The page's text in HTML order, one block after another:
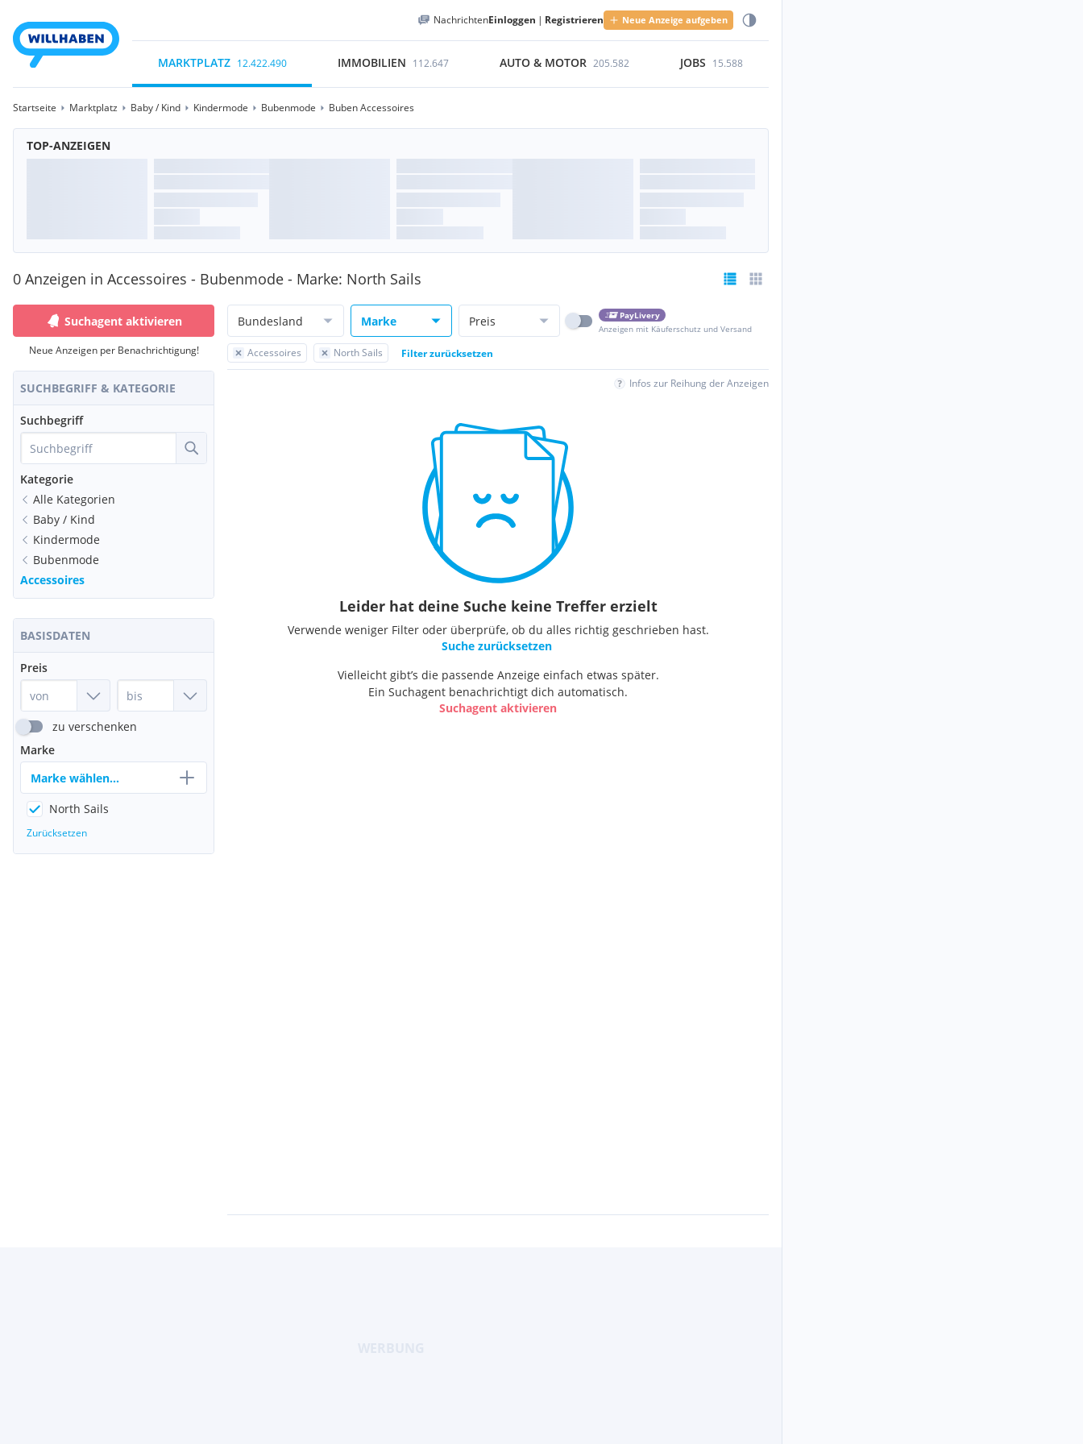
NachrichtenEinloggen | Registrieren Neue Anzeige aufgeben
MARKTPLATZ 12.422.490 IMMOBILIEN 112.647 AUTO & MOTOR 205.582 JOBS 15.588
Startseite Marktplatz Baby / Kind Kindermode Bubenmode Buben Accessoires
TOP-ANZEIGEN
0 Anzeigen in Accessoires - Bubenmode - Marke: North Sails
Suchagent aktivieren
Neue Anzeigen per Benachrichtigung!
SUCHBEGRIFF & KATEGORIE
Suchbegriff
Kategorie
Alle Kategorien
Baby / Kind
Kindermode
Bubenmode
Accessoires
BASISDATEN
Preis
zu verschenken
Marke
Marke wählen...
North Sails
Zurücksetzen
Bundesland Marke Preis
PayLivery
Anzeigen mit Käuferschutz und Versand
Accessoires North Sails Filter zurücksetzen
Infos zur Reihung der Anzeigen
Leider hat deine Suche keine Treffer erzielt
Verwende weniger Filter oder überprüfe, ob du alles richtig geschrieben hast.
Suche zurücksetzen
Vielleicht gibt’s die passende Anzeige einfach etwas später.
Ein Suchagent benachrichtigt dich automatisch.
Suchagent aktivieren